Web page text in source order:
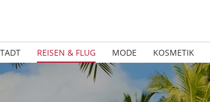
REISEN & FLUG MODE KOSMETIK